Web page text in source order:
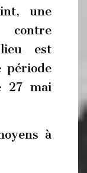
une
lieu est
période
27 mai
à